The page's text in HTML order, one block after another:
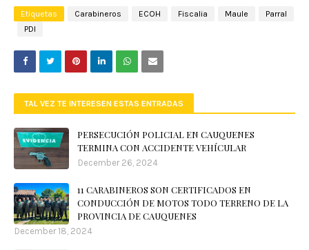
Etiquetas Carabineros ECOH Fiscalia Maule
Parral
PDI
TAL VEZ TE INTERESEN ESTAS ENTRADAS
PERSECUCIÓN POLICIAL EN CAUQUENES
TERMINA CON ACCIDENTE VEHÍCULAR
December 26, 2024
11 CARABINEROS SON CERTIFICADOS EN
CONDUCCIÓN DE MOTOS TODO TERRENO DE LA
PROVINCIA DE CAUQUENES
December 18, 2024